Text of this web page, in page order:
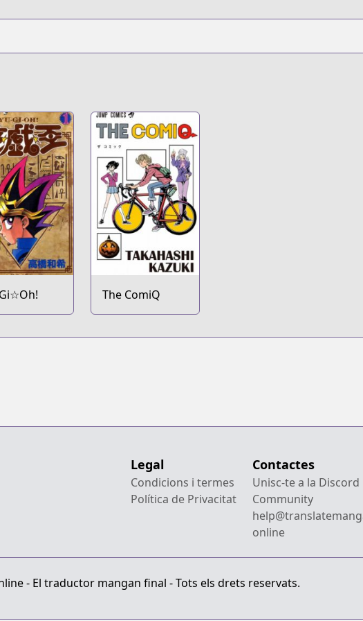
The ComiQ
Legal
Condicions i termes
Política de Privacitat
Contactes
Unisc-te a la Discord
Community
online
- El traductor mangan final - Tots els drets reservats.